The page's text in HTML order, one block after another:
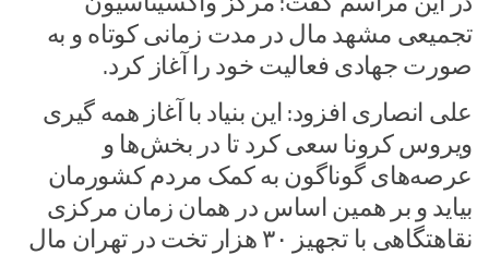
تجمیعی مشهد مال در مدت زمانی کوتاه و به
صورت جهادی فعالیت خود را آغاز کرد.
علی انصاری افزود: این بنیاد با آغاز همه گیری
ویروس کرونا سعی کرد تا در بخش‌ها و
عرصه‌های گوناگون به کمک مردم کشورمان
بیاید و بر همین اساس در همان زمان مرکزی
نقاهتگاهی با تجهیز ۳۰ هزار تخت در تهران مال